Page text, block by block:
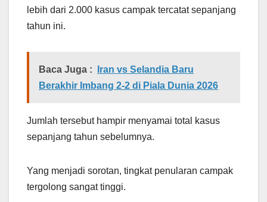
lebih dari 2.000 kasus campak tercatat sepanjang
tahun ini.
Baca Juga :
Iran vs Selandia Baru
Berakhir Imbang 2-2 di Piala Dunia 2026
Jumlah tersebut hampir menyamai total kasus
sepanjang tahun sebelumnya.
Yang menjadi sorotan, tingkat penularan campak
tergolong sangat tinggi.